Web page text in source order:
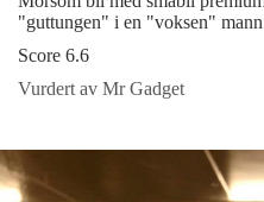
"guttungen" i en "voksen"
Score 6.6
Vurdert av Mr Gadget